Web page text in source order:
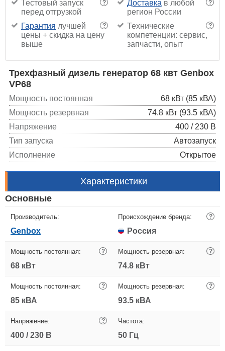
?
Тестовый запуск
перед отгрузкой
?
Доставка в любой
регион России
?
Гарантия лучшей
цены + скидка на цену
выше
?
Технические
компетенции: сервис,
запчасти, опыт
Трехфазный дизель генератор 68 квт Genbox
VP68
Мощность постоянная
68 кВт (85 кВА)
Мощность резервная
74.8 кВт (93.5 кВА)
Напряжение
400 / 230 В
Тип запуска
Автозапуск
Исполнение
Открытое
Характеристики
Основные
Производитель:
Genbox
Происхождение бренда: ?
Россия
Мощность постоянная: ?
68 кВт
Мощность резервная: ?
74.8 кВт
Мощность постоянная: ?
85 кВА
Мощность резервная: ?
93.5 кВА
Напряжение: ?
400 / 230 В
Частота:
50 Гц